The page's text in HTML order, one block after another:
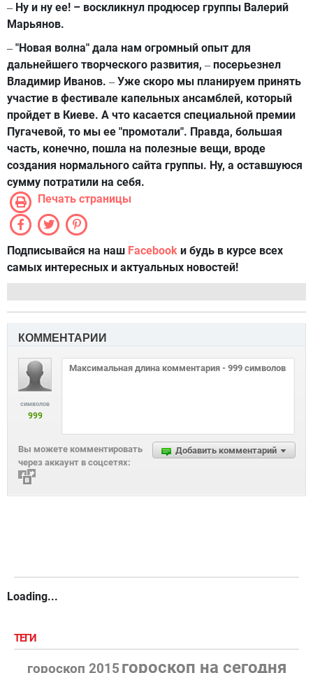
– Ну и ну ее! – воскликнул продюсер группы Валерий
Марьянов.
– "Новая волна" дала нам огромный опыт для
дальнейшего творческого развития, – посерьезнел
Владимир Иванов. – Уже скоро мы планируем принять
участие в фестивале капельных ансамблей, который
пройдет в Киеве. А что касается специальной премии
Пугачевой, то мы ее "промотали". Правда, большая
часть, конечно, пошла на полезные вещи, вроде
создания нормального сайта группы. Ну, а оставшуюся
сумму потратили на себя.
Печать страницы
Подписывайся на наш Facebook и будь в курсе всех
самых интересных и актуальных новостей!
КОММЕНТАРИИ
символов
999
Добавить комментарий
Вы можете комментировать
через аккаунт в соцсетях:
Loading...
ТЕГИ
гороскоп 2015 гороскоп на сегодня